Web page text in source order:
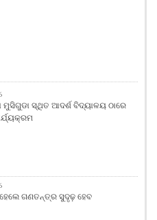
ମୁସିଗୁଡା ସ୍ଥିତ ଆଦର୍ଶ ବିଦ୍ୟାଳୟ ଠାରେ
ଗଣତନ୍ତ୍ର ସୁଦୃଢ଼ ହେବ